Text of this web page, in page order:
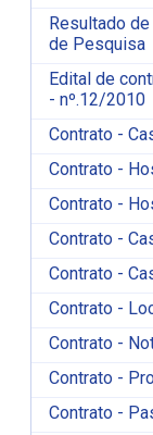
Resultado
de Pesquisa
Edital de
- nº.12/2010
Contrato -
Contrato -
Contrato -
Contrato -
Contrato -
Contrato -
Contrato -
Contrato -
Contrato -